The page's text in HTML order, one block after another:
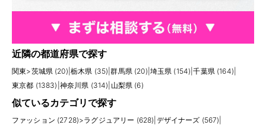
近隣の都道府県で探す
関東>茨城県 (20) 栃木県 (35) |群馬県 (20) 埼玉県 (154) |千葉県 (164)
東京都 (1383) 神奈川県 (314) 山梨県 (6)
似ているカテゴリで探す
ファッション (2728)>ラグジュアリー (628) デザイナーズ (567)